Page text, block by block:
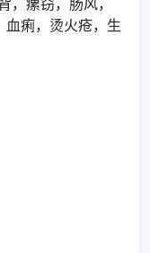
瘰窃，肠风，
血痢，烫火疮，生